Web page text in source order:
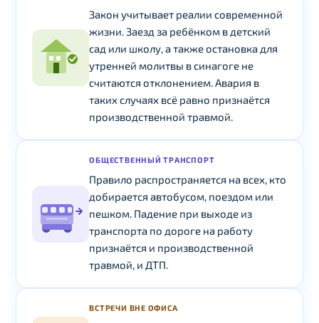
Закон учитывает реалии современной
жизни. Заезд за ребёнком в детский
сад или школу, а также остановка для
утренней молитвы в синагоге не
считаются отклонением. Авария в
таких случаях всё равно признаётся
производственной травмой.
ОБЩЕСТВЕННЫЙ ТРАНСПОРТ
Правило распространяется на всех, кто
добирается автобусом, поездом или
пешком. Падение при выходе из
транспорта по дороге на работу
признаётся и производственной
травмой, и ДТП.
ВСТРЕЧИ ВНЕ ОФИСА